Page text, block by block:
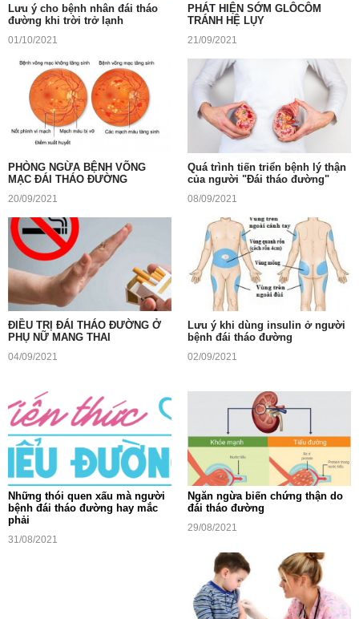
Lưu ý cho bệnh nhân đái tháo
đường khi trời trở lạnh
01/10/2021
PHÁT HIỆN SỚM GLÔCÔM
TRÁNH HỆ LỤY
21/09/2021
PHÒNG NGỪA BỆNH VÕNG
MẠC ĐÁI THÁO ĐƯỜNG
20/09/2021
Quá trình tiến triển bệnh lý thận
của người "Đái tháo đường"
08/09/2021
ĐIỀU TRỊ ĐÁI THÁO ĐƯỜNG Ở
PHỤ NỮ MANG THAI
04/09/2021
Lưu ý khi dùng insulin ở người
bệnh đái tháo đường
02/09/2021
Những thói quen xấu mà người
bệnh đái tháo đường hay mắc
phải
31/08/2021
Ngăn ngừa biến chứng thận do
đái tháo đường
29/08/2021